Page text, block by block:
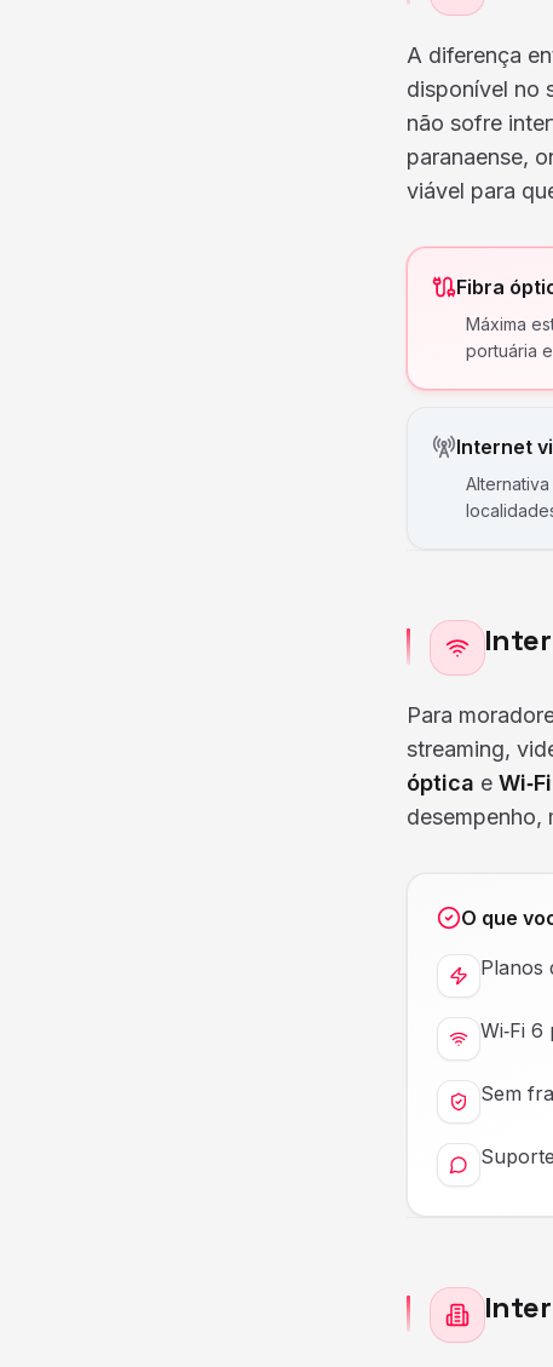
A diferença
disponível no
não sofre
paranaense,
viável para
Fibra
Máxima
portuária
Internet
Para
streaming,
óptica e
desempenho,
O que
Planos
Wi‑Fi
Sem